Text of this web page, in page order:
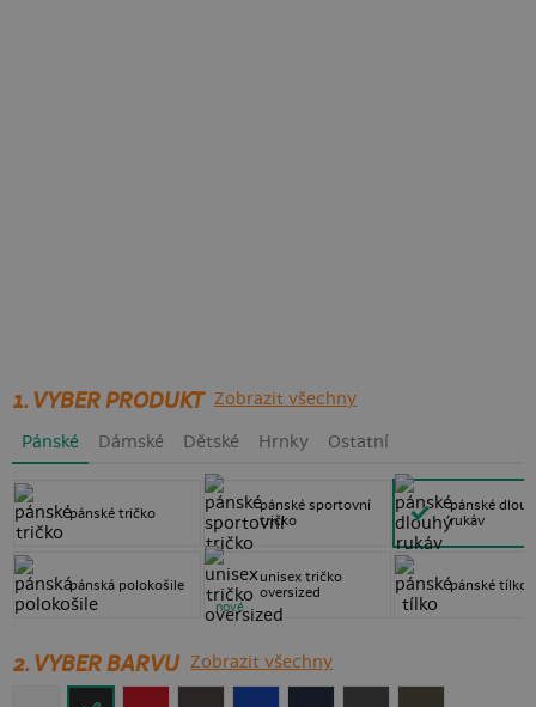
1. VYBER PRODUKT Zobrazit všechny
Pánské Dámské Dětské Hrnky Ostatní
pánské tričko
pánská polokošile
pánské sportovní
tričko
unisex tričko
oversized
nové
pánské
rukáv
pánské tílko
2. VYBER BARVU Zobrazit všechny